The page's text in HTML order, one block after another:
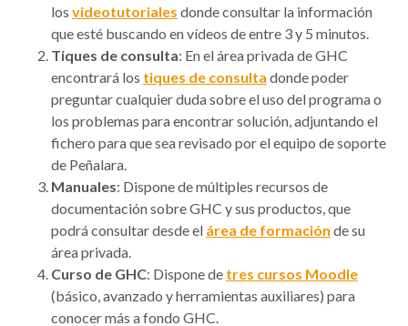
los videotutoriales donde consultar la información
que esté buscando en vídeos de entre 3 y 5 minutos.
Tiques de consulta: En el área privada de GHC
encontrará los tiques de consulta donde poder
preguntar cualquier duda sobre el uso del programa o
los problemas para encontrar solución, adjuntando el
fichero para que sea revisado por el equipo de soporte
de Peñalara.
Manuales: Dispone de múltiples recursos de
documentación sobre GHC y sus productos, que
podrá consultar desde el área de formación de su
área privada.
Curso de GHC: Dispone de tres cursos Moodle
(básico, avanzado y herramientas auxiliares) para
conocer más a fondo GHC.